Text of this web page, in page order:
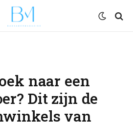
naar een
Dit zijn de
van